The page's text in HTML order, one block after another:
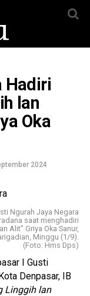
Hadiri
lan
Oka
2024
Ngurah Jaya Negara
saat menghadiri
Alit’’ Griya Oka Sanur,
Minggu (1/9).
(Foto: Hms Dps)
I Gusti
Denpasar, IB
Linggih lan